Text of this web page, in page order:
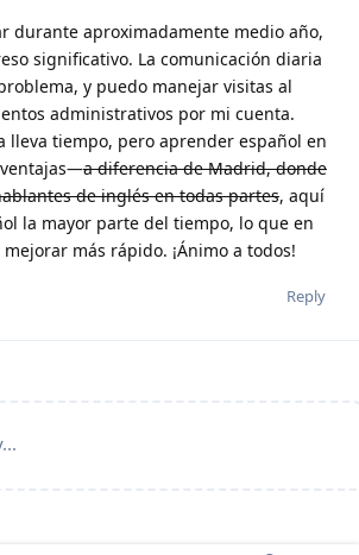
durante aproximadamente medio año,
significativo. La comunicación diaria
y puedo manejar visitas al
administrativos por mi cuenta.
lleva tiempo, pero aprender español en
a diferencia de Madrid, donde
de inglés en todas partes, aquí
la mayor parte del tiempo, lo que en
más rápido. ¡Ánimo a todos!
Reply